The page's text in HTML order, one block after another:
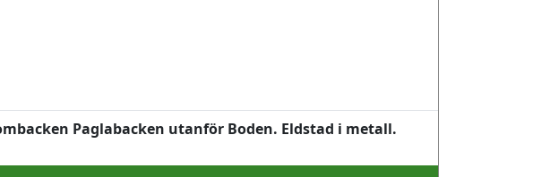
Paglabacken utanför Boden. Eldstad i metall.